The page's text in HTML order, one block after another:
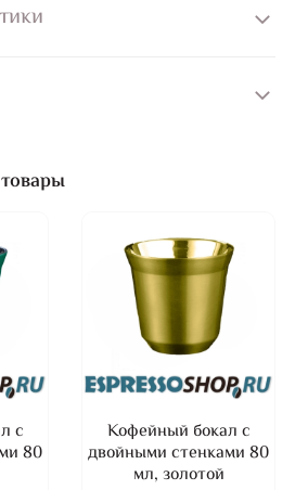
с
80
Кофейный бокал с
двойными стенками 80
мл, золотой